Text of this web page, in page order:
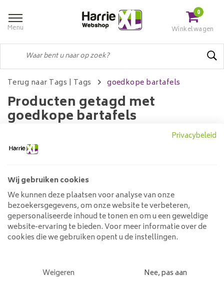
Menu
0
Winkelwagen
Terug naar Tags | Tags goedkope bartafels
Producten getagd met
goedkope bartafels
Geen producten gevonden!...
Klantenservice
Mijn account
Categorieën
Privacybeleid
Wij gebruiken cookies
We kunnen deze plaatsen voor analyse van onze
bezoekersgegevens, om onze website te verbeteren,
gepersonaliseerde inhoud te tonen en om u een geweldige
website-ervaring te bieden. Voor meer informatie over de
cookies die we gebruiken opent u de instellingen.
Weigeren Nee, pas aan